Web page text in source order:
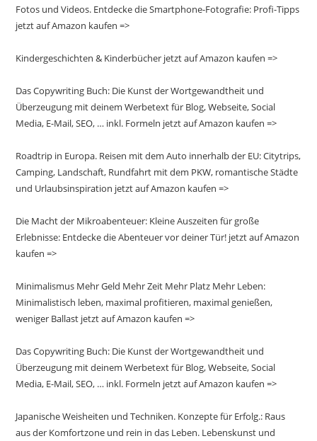
Fotos und Videos. Entdecke die Smartphone-Fotografie: Profi-Tipps
jetzt auf Amazon kaufen =>
Kindergeschichten & Kinderbücher jetzt auf Amazon kaufen =>
Das Copywriting Buch: Die Kunst der Wortgewandtheit und
Überzeugung mit deinem Werbetext für Blog, Webseite, Social
Media, E-Mail, SEO, … inkl. Formeln jetzt auf Amazon kaufen =>
Roadtrip in Europa. Reisen mit dem Auto innerhalb der EU: Citytrips,
Camping, Landschaft, Rundfahrt mit dem PKW, romantische Städte
und Urlaubsinspiration jetzt auf Amazon kaufen =>
Die Macht der Mikroabenteuer: Kleine Auszeiten für große
Erlebnisse: Entdecke die Abenteuer vor deiner Tür! jetzt auf Amazon
kaufen =>
Minimalismus Mehr Geld Mehr Zeit Mehr Platz Mehr Leben:
Minimalistisch leben, maximal profitieren, maximal genießen,
weniger Ballast jetzt auf Amazon kaufen =>
Das Copywriting Buch: Die Kunst der Wortgewandtheit und
Überzeugung mit deinem Werbetext für Blog, Webseite, Social
Media, E-Mail, SEO, … inkl. Formeln jetzt auf Amazon kaufen =>
Japanische Weisheiten und Techniken. Konzepte für Erfolg.: Raus
aus der Komfortzone und rein in das Leben. Lebenskunst und